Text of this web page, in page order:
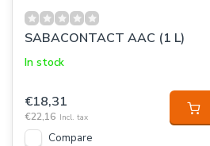
SABACONTACT AAC (1 L)
In stock
€18,31
€22,16 Incl. tax
Compare